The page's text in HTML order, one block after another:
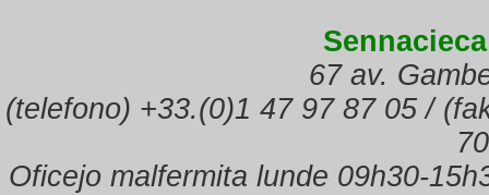
67 av.
(telefono) +33.(0)1 47 97 87 05 /
Oficejo malfermita lunde 09h30-